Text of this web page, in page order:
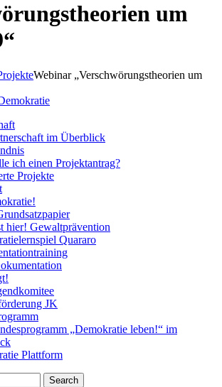
um
Webinar „Verschwörungstheorien um
im Überblick
ich einen Projektantrag?
Projekte
hier! Gewaltprävention
Quararo
JK
„Demokratie leben!“ im
Plattform
Search